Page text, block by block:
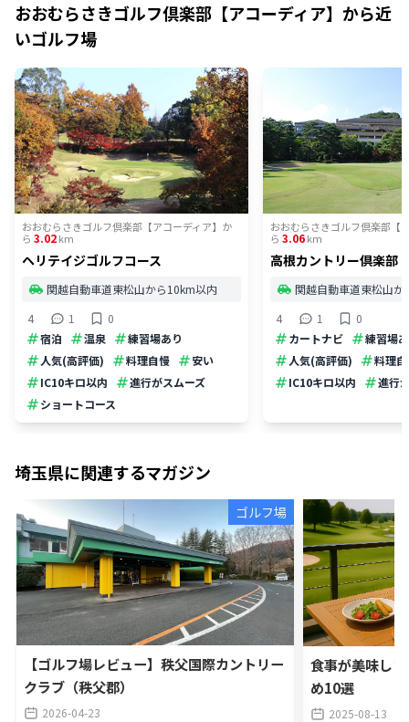
おおむらさきゴルフ倶楽部【アコーディア】 から近
いゴルフ場
おおむらさきゴルフ倶楽部【アコーディア】 か
ら 3.02km
ヘリテイジゴルフコース
関越自動車道東松山から10km以内
4
1
0
宿泊
温泉
練習場あり
人気(高評価)
料理自慢
安い
IC10キロ以内
進行がスムーズ
ショートコース
おおむらさきゴルフ倶楽部【
ら 3.06km
高根カントリー倶楽部
関越自動車道東松山
4
1
0
カートナビ
練習場
人気(高評価)
料理
IC10キロ以内
進行
埼玉県に関連するマガジン
ゴルフ場
【ゴルフ場レビュー】秩父国際カントリー
クラブ（秩父郡）
2026-04-23
食事が美味し
め10選
2025-08-13